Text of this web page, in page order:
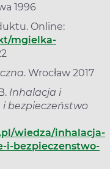
1996
Online:
mgielka-
. Wrocław 2017
Inhalacja i
i bezpieczeństwo
wiedza/inhalacja-
i-bezpieczenstwo-